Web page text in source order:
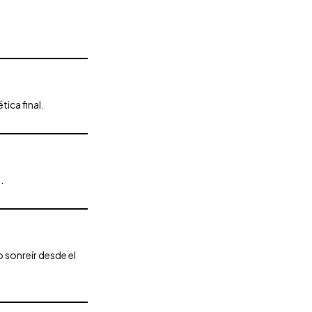
final.
sonreír desde el